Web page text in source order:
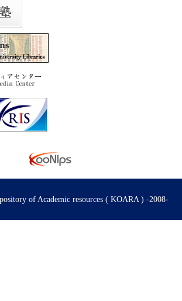
of Academic resources ( KOARA ) -2008-